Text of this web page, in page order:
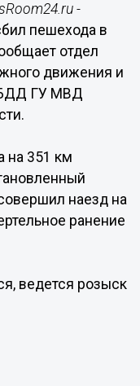
-
пешехода в
отдел
движения и
ГУ МВД
на 351 км
наезд на
ранение
ведется розыск